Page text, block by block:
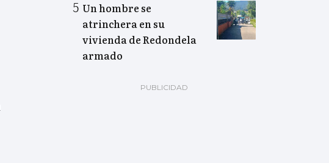
Un hombre se
atrinchera en su
vivienda de Redondela
armado